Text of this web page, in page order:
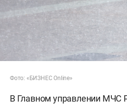
Фото: «БИЗНЕС Online»
В Главном управлении МЧС